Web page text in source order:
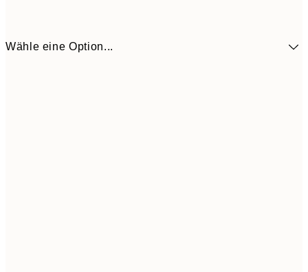
Wähle eine Option...